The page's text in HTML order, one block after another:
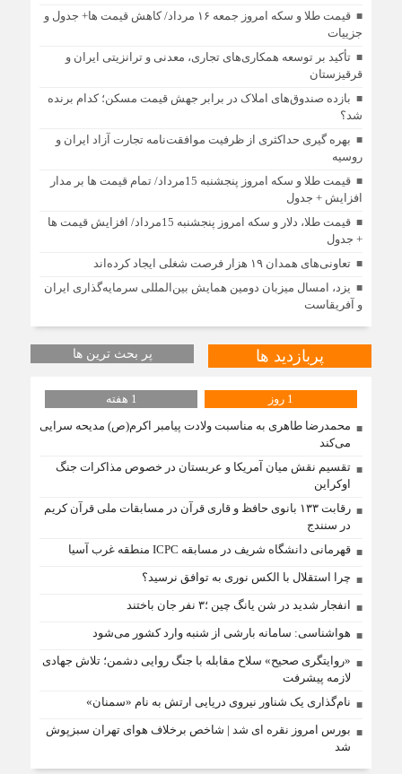
قیمت طلا و سکه امروز جمعه ۱۶ مرداد/ کاهش قیمت ها+ جدول و
جزییات
تأکید بر توسعه همکاری‌های تجاری، معدنی و ترانزیتی ایران و
قرقیزستان
بازده صندوق‌های املاک در برابر جهش قیمت مسکن؛ کدام برنده
شد؟
بهره گیری حداکثری از ظرفیت موافقت‌نامه تجارت آزاد ایران و
روسیه
قیمت طلا و سکه امروز پنجشنبه 15مرداد/ تمام قیمت ها بر مدار
افزایش + جدول
قیمت طلا، دلار و سکه امروز پنجشنبه 15مرداد/ افزایش قیمت ها
+ جدول
تعاونی‌های همدان ۱۹ هزار فرصت شغلی ایجاد کرده‌اند
یزد، امسال میزبان دومین همایش بین‌المللی سرمایه‌گذاری ایران
و آفریقاست
پربازدید ها پر بحث ترین ها
1 روز
1 هفته
محمدرضا طاهری به مناسبت ولادت پیامبر اکرم(ص) مدیحه سرایی
می‌کند
تقسیم نقش میان آمریکا و عربستان در خصوص مذاکرات جنگ
اوکراین
رقابت ۱۳۳ بانوی حافظ و قاری قرآن در مسابقات ملی قرآن کریم
در سنندج
قهرمانی دانشگاه شریف در مسابقه ICPC منطقه غرب آسیا
چرا استقلال با الکس نوری به توافق نرسید؟
انفجار شدید در شن یانگ چین ؛۳ نفر جان باختند
هواشناسی: سامانه بارشی از شنبه وارد کشور می‌شود
«روایتگری صحیح» سلاح مقابله با جنگ روایی دشمن؛ تلاش جهادی
لازمه پیشرفت
نام‌گذاری یک شناور نیروی دریایی ارتش به نام «سمنان»
بورس امروز نقره ای شد | شاخص برخلاف هوای تهران سبزپوش
شد